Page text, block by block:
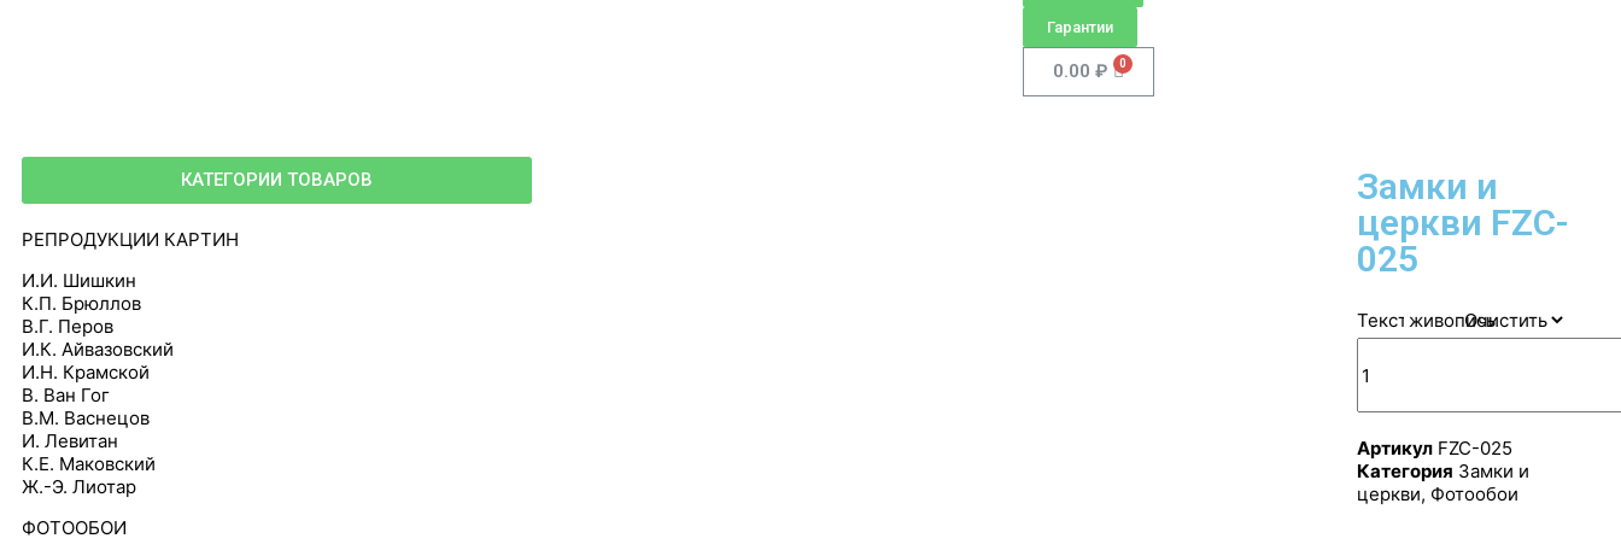
Гарантии
0.00 ₽
КАТЕГОРИИ ТОВАРОВ
РЕПРОДУКЦИИ КАРТИН
И.И. Шишкин
К.П. Брюллов
В.Г. Перов
И.К. Айвазовский
И.Н. Крамской
В. Ван Гог
В.М. Васнецов
И. Левитан
К.Е. Маковский
Ж.-Э. Лиотар
ФОТООБОИ
Замки и
церкви FZC-
025
Текстура Очистить
Артикул FZC-025
Категория Замки и
церкви, Фотообои